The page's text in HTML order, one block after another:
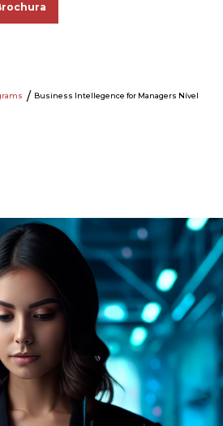
Business Intellegence for Managers Nível